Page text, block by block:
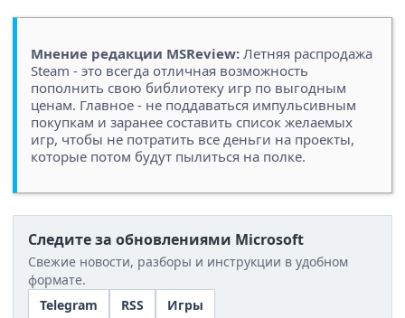
Мнение редакции MSReview: Летняя распродажа
Steam - это всегда отличная возможность
пополнить свою библиотеку игр по выгодным
ценам. Главное - не поддаваться импульсивным
покупкам и заранее составить список желаемых
игр, чтобы не потратить все деньги на проекты,
которые потом будут пылиться на полке.
Следите за обновлениями Microsoft
Свежие новости, разборы и инструкции в удобном
формате.
Telegram
RSS Игры